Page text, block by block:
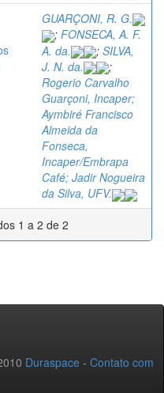
GUARÇONI, R. G.
; FONSECA, A. F.
A. da.
; SILVA,
J. N. da.
;
Rogerio Carvalho
Guarçoni, Incaper;
Aymbiré Francisco
Almeida da
Fonseca,
Incaper/Embrapa
Café; Jadir Nogueira
da Silva, UFV.
1 a 2 de 2
Duraspace - Contato com